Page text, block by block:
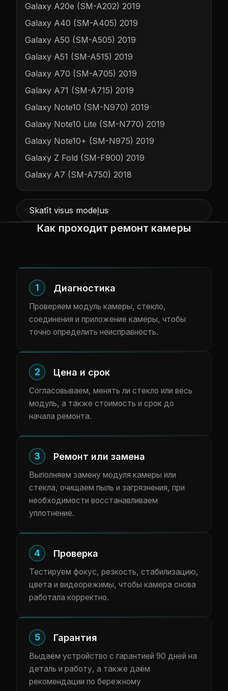
Galaxy A20e (SM-A202) 2019
Galaxy A40 (SM-A405) 2019
Galaxy A50 (SM-A505) 2019
Galaxy A51 (SM-A515) 2019
Galaxy A70 (SM-A705) 2019
Galaxy A71 (SM-A715) 2019
Galaxy Note10 (SM-N970) 2019
Galaxy Note10 Lite (SM-N770) 2019
Galaxy Note10+ (SM-N975) 2019
Galaxy Z Fold (SM-F900) 2019
Galaxy A7 (SM-A750) 2018
Skatīt visus modeļus
Как проходит ремонт камеры
1 Диагностика
Проверяем модуль камеры, стекло,
соединения и приложение камеры, чтобы
точно определить неисправность.
2 Цена и срок
Согласовываем, менять ли стекло или весь
модуль, а также стоимость и срок до
начала ремонта.
3 Ремонт или замена
Выполняем замену модуля камеры или
стекла, очищаем пыль и загрязнения, при
необходимости восстанавливаем
уплотнение.
4 Проверка
Тестируем фокус, резкость, стабилизацию,
цвета и видеорежимы, чтобы камера снова
работала корректно.
5 Гарантия
Выдаём устройство с гарантией 90 дней на
деталь и работу, а также даём
рекомендации по бережному